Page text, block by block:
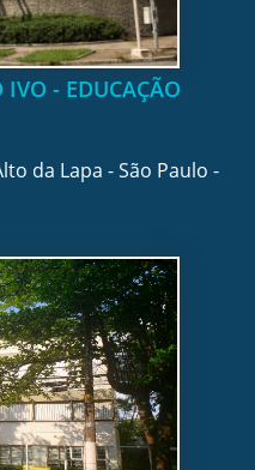
IVO - EDUCAÇÃO
da Lapa - São Paulo -